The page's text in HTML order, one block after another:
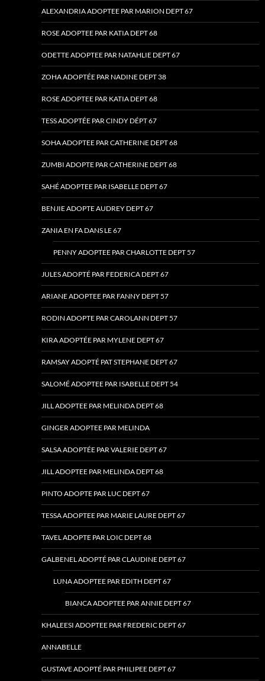
ALEXANDRIA ADOPTEE PAR MARION DEPT 67
ROSE ADOPTEE PAR KATIA DEPT 68
ODETTE ADOPTEE PAR NATAHLIE DEPT 67
ZOHA ADOPTÉE PAR NADINE DEPT 38
ROSE ADOPTEE PAR KATIA DEPT 68
TESS ADOPTÉE PAR CINDY DÉPT 67
SOHA ADOPTEE PAR CATHERINE DEPT 68
ZUMBI ADOPTE PAR CATHERINE DEPT 68
SAHÉ ADOPTEE PAR ISABELLE DEPT 67
BENJIE ADOPTE AUDREY DEPT 67
ZANIA EN FA DANS LE 67
PENNY ADOPTEE PAR CHARLOTTE DEPT 57
JULES ADOPTÉ PAR FEDERICA DEPT 67
ARIANE ADOPTEE PAR FANNY DEPT 57
RODIN ADOPTE PAR CAROLANN DEPT 57
KIRA ADOPTÉE PAR MYLENE DEPT 67
RAMSAY ADOPTÉ PAT STEPHANE DEPT 67
SALOMÉ ADOPTEE PAR ISABELLE DEPT 54
JILL ADOPTEE PAR MELINDA DEPT 68
GINGER ADOPTEE PAR MELINDA
SALSA ADOPTÉE PAR VALERIE DEPT 67
JILL ADOPTEE PAR MELINDA DEPT 68
PINTO ADOPTE PAR LUC DEPT 67
TESSA ADOPTEE PAR MARIE LAURE DEPT 67
TAVEL ADOPTE PAR LOIC DEPT 68
GALBENEL ADOPTÉ PAR CLAUDINE DEPT 67
LUNA ADOPTEE PAR EDITH DEPT 67
BIANCA ADOPTEE PAR ANNIE DEPT 67
KHALEESI ADOPTEE PAR FREDERIC DEPT 67
ANNABELLE
GUSTAVE ADOPTÉ PAR PHILIPEE DEPT 67